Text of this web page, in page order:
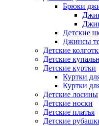
Брюки
Детские
Джинсы
Детские
Детские
Детские куртки
Куртки
Куртки
Детские лосины
Детские носки
Детские платья
Детские